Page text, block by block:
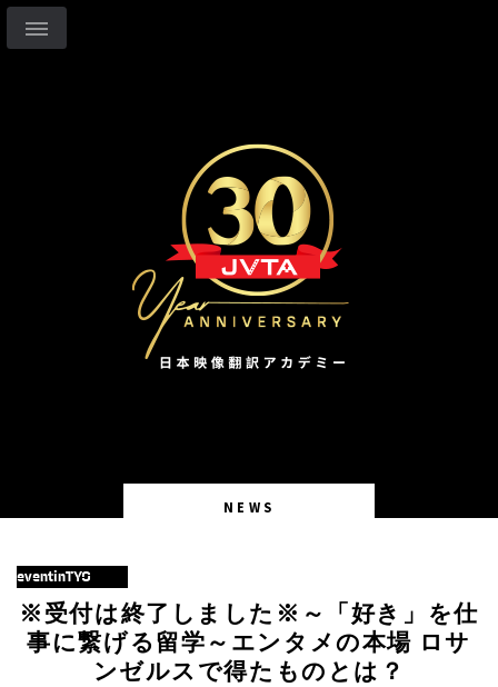
NEWS
eventinTYO
※受付は終了しました※～「好き」を仕
事に繋げる留学～エンタメの本場 ロサ
ンゼルスで得たものとは？